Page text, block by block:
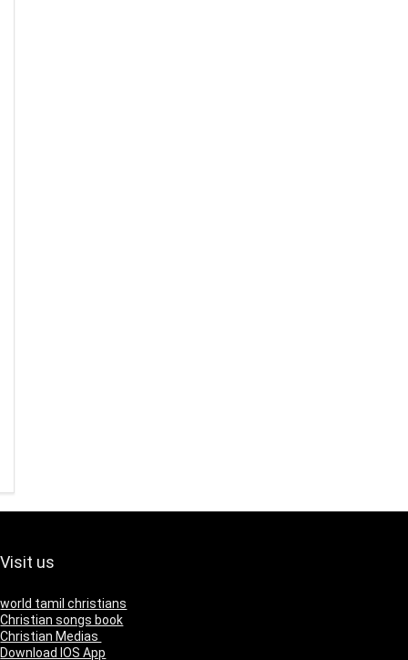
Visit us
world tamil christians
Christian songs book
Christian Medias
Download IOS App